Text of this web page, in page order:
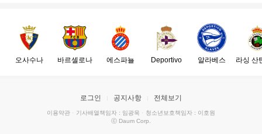
오사수나 바르셀로나 에스파뇰 Deportivo 알라베스 라싱 산
로그인 공지사항 전체보기
이용약관 · 기사배열책임자 : 임광욱 · 청소년보호책임자 : 이호원
ⓒ Daum Corp.